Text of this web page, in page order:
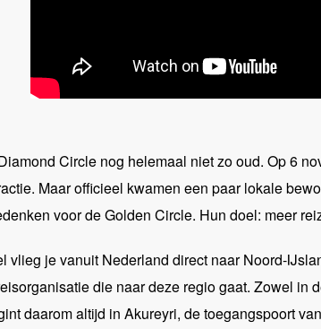
Circle nog helemaal niet zo oud. Op 6
Maar officieel kwamen een paar lokale
voor de Golden Circle. Hun doel: meer
vlieg je vanuit Nederland direct naar Noord-
die naar deze regio gaat. Zowel in
daarom altijd in Akureyri, de toegangspoort